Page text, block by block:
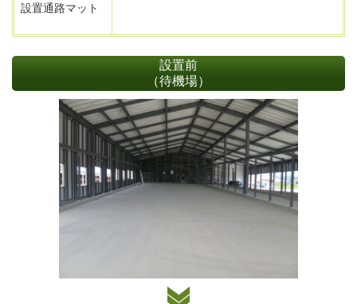
設置通路マット
設置前
（待機場）